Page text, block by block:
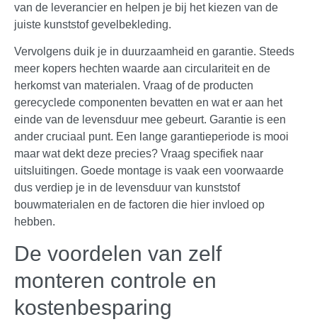
van de leverancier en helpen je bij het kiezen van de
juiste kunststof gevelbekleding.
Vervolgens duik je in duurzaamheid en garantie. Steeds
meer kopers hechten waarde aan circulariteit en de
herkomst van materialen. Vraag of de producten
gerecyclede componenten bevatten en wat er aan het
einde van de levensduur mee gebeurt. Garantie is een
ander cruciaal punt. Een lange garantieperiode is mooi
maar wat dekt deze precies? Vraag specifiek naar
uitsluitingen. Goede montage is vaak een voorwaarde
dus verdiep je in de levensduur van kunststof
bouwmaterialen en de factoren die hier invloed op
hebben.
De voordelen van zelf
monteren controle en
kostenbesparing